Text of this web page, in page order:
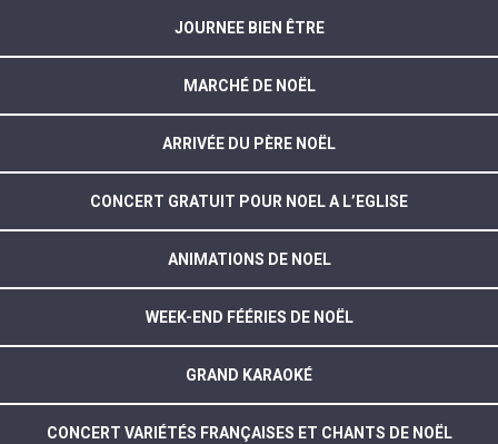
JOURNEE BIEN ÊTRE
MARCHÉ DE NOËL
ARRIVÉE DU PÈRE NOËL
CONCERT GRATUIT POUR NOEL A L’EGLISE
ANIMATIONS DE NOEL
WEEK-END FÉÉRIES DE NOËL
GRAND KARAOKÉ
CONCERT VARIÉTÉS FRANÇAISES ET CHANTS DE NOËL